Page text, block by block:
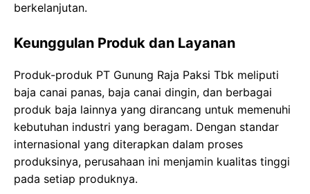
berkelanjutan.
Keunggulan Produk dan Layanan
Produk-produk PT Gunung Raja Paksi Tbk meliputi
baja canai panas, baja canai dingin, dan berbagai
produk baja lainnya yang dirancang untuk memenuhi
kebutuhan industri yang beragam. Dengan standar
internasional yang diterapkan dalam proses
produksinya, perusahaan ini menjamin kualitas tinggi
pada setiap produknya.